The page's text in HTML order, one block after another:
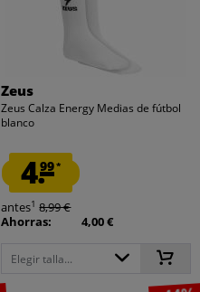
Zeus
Zeus Calza Energy Medias de fútbol
blanco
4.99*
antes1 8,99 €
Ahorras:
4,00 €
Elegir talla...